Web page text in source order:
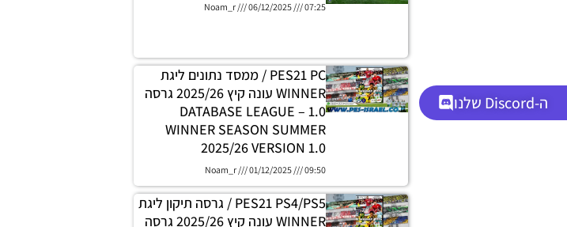
ה-Discord שלנו
Noam_r 06/12/2025 07:25
PES21 PC / ממסד נתונים ליגת
WINNER עונה קיץ 2025/26 גרסה
1.0 – DATABASE LEAGUE
WINNER SEASON SUMMER
2025/26 VERSION 1.0
Noam_r 01/12/2025 09:50
PES21 PS4/PS5 / גרסה תיקון ליגת
WINNER עונה קיץ 2025/26 גרסה